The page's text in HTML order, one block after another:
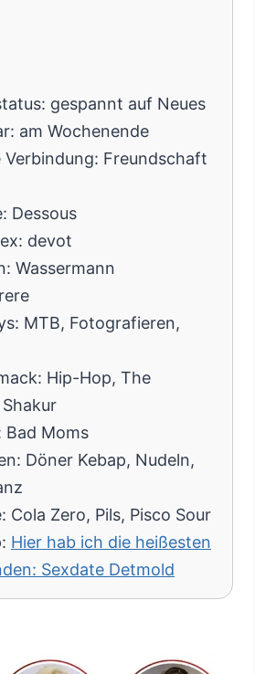
gespannt auf Neues
am Wochenende
Verbindung: Freundschaft
Dessous
devot
Wassermann
MTB, Fotografieren,
Hip-Hop, The
Bad Moms
Döner Kebap, Nudeln,
Cola Zero, Pils, Pisco Sour
Hier hab ich die heißesten
Sexdate Detmold